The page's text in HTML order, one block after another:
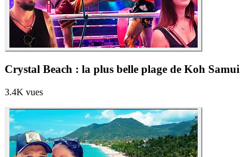
Crystal Beach : la plus belle plage de Koh
3.4K vues